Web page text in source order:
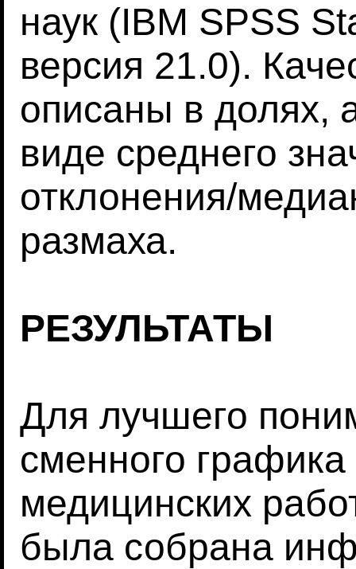
наук (IBM SPSS
версия 21.0).
описаны в долях,
виде среднего
отклонения/
размаха.
РЕЗУЛЬТАТЫ
Для лучшего
сменного
медицинских
была собрана